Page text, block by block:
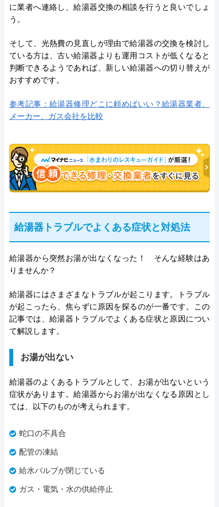
に業者へ連絡し、給湯器交換の相談を行うと良いでしょ
う。
そして、光熱費の見直しが理由で給湯器の交換を検討し
ている方は、古い給湯器よりも運用コストが低くなると
判断できるようであれば、新しい給湯器への切り替えが
おすすめです。
参考記事：給湯器修理どこに頼めばいい？給湯器業者、
メーカー、ガス会社を比較
給湯器トラブルでよくある症状と対処法
給湯器から突然お湯が出なくなった！ そんな経験はあ
りませんか？
給湯器にはさまざまなトラブルが起こります。トラブル
が起こったら、焦らずに原因を探るのが一番です。この
記事では、給湯器トラブルでよくある症状と原因につい
て解説します。
お湯が出ない
給湯器のよくあるトラブルとして、お湯が出ないという
症状があります。給湯器からお湯が出なくなる原因とし
ては、以下のものが考えられます。
蛇口の不具合
配管の凍結
給水バルブが閉じている
ガス・電気・水の供給停止